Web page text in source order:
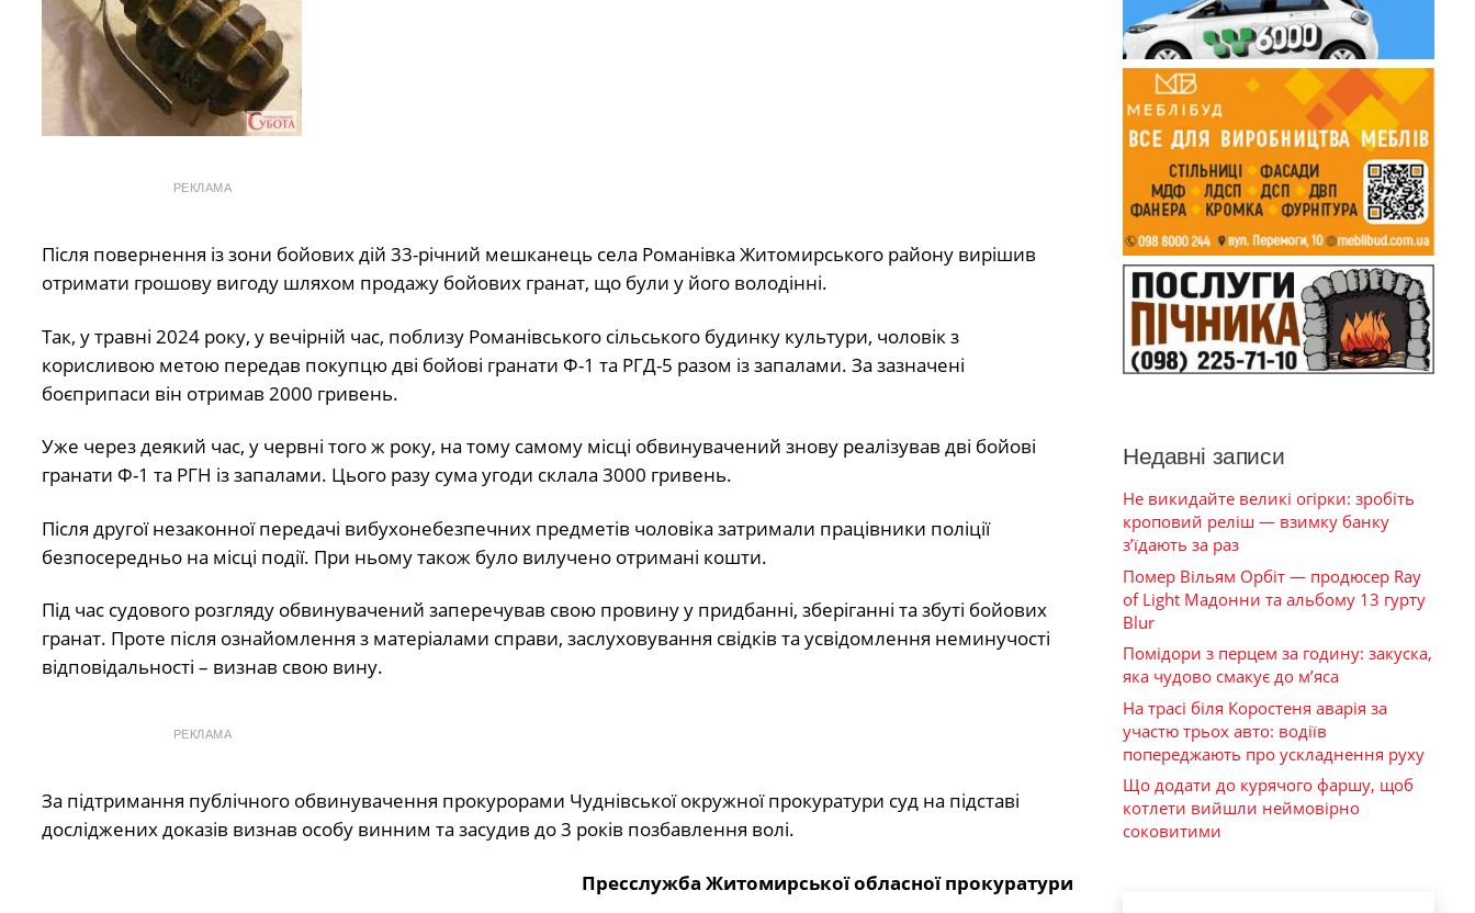
РЕКЛАМА
Після повернення із зони бойових дій 33-річний мешканець села Романівка Житомирського району вирішив
отримати грошову вигоду шляхом продажу бойових гранат, що були у його володінні.
Так, у травні 2024 року, у вечірній час, поблизу Романівського сільського будинку культури, чоловік з
корисливою метою передав покупцю дві бойові гранати Ф-1 та РГД-5 разом із запалами. За зазначені
боєприпаси він отримав 2000 гривень.
Уже через деякий час, у червні того ж року, на тому самому місці обвинувачений знову реалізував дві бойові
гранати Ф-1 та РГН із запалами. Цього разу сума угоди склала 3000 гривень.
Після другої незаконної передачі вибухонебезпечних предметів чоловіка затримали працівники поліції
безпосередньо на місці події. При ньому також було вилучено отримані кошти.
Під час судового розгляду обвинувачений заперечував свою провину у придбанні, зберіганні та збуті бойових
гранат. Проте після ознайомлення з матеріалами справи, заслуховування свідків та усвідомлення неминучості
відповідальності – визнав свою вину.
РЕКЛАМА
За підтримання публічного обвинувачення прокурорами Чуднівської окружної прокуратури суд на підставі
досліджених доказів визнав особу винним та засудив до 3 років позбавлення волі.
Пресслужба Житомирської обласної прокуратури
Недавні записи
Не викидайте великі огірки: зробіть
кроповий реліш — взимку банку
з’їдають за раз
Помер Вільям Орбіт — продюсер Ray
of Light Мадонни та альбому 13 гурту
Blur
Помідори з перцем за годину: закуска,
яка чудово смакує до м’яса
На трасі біля Коростеня аварія за
участю трьох авто: водіїв
попереджають про ускладнення руху
Що додати до курячого фаршу, щоб
котлети вийшли неймовірно
соковитими